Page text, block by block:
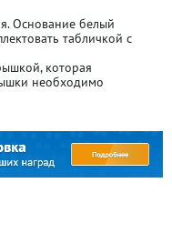
Основание белый
табличкой с
которая
необходимо